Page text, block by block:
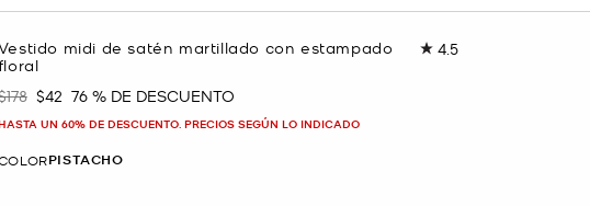
midi de satén martillado con estampado
4.5Lea
Ahora
$42 76 % DE DESCUENTO
UN 60% DE DESCUENTO. PRECIOS SEGÚN LO INDICADO
PISTACHO